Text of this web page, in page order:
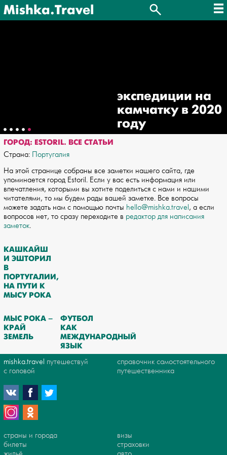
Mishka.Travel
экспедиции на
камчатку в 2020
году
ГОРОД: ESTORIL. ВСЕ СТАТЬИ
Страна: Португалия
На этой странице собраны все заметки нашего сайта, где
упоминается город Estoril. Если у вас есть информация или
впечатления, которыми вы хотите поделиться с нами и нашими
читателями, то мы будем рады вашей заметке. Все вопросы
можете задать нам с помощью почты hello@mishka.travel, а если
вопросов нет, то сразу переходите в редактор для написания
заметок.
КАШКАЙШ
И ЭШТОРИЛ
В
ПОРТУГАЛИИ,
НА ПУТИ К
МЫСУ РОКА
МЫС РОКА –
КРАЙ
ЗЕМЕЛЬ
ФУТБОЛ
КАК
МЕЖДУНАРОДНЫЙ
ЯЗЫК
mishka.travel путешествуй
с головой
справочник самостоятельного
путешественника
страны и города
билеты
визы
страховки